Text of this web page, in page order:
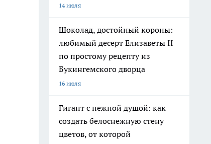
14 июля
Шоколад, достойный короны:
любимый десерт Елизаветы II
по простому рецепту из
Букингемского дворца
16 июля
Гигант с нежной душой: как
создать белоснежную стену
цветов, от которой